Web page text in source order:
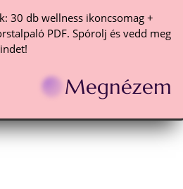
30 db wellness ikoncsomag +
PDF. Spórolj és vedd meg
Megnézem